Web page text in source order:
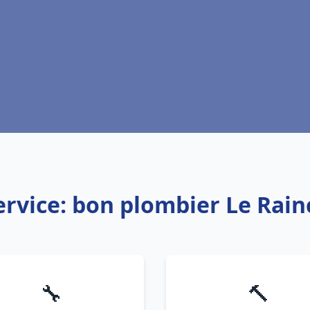
bon plombier Le
🔧 🔨